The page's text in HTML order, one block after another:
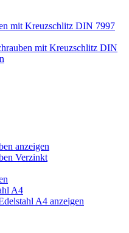
mit Kreuzschlitz DIN 7997
mit Kreuzschlitz DIN
anzeigen
Verzinkt
A4
A4 anzeigen